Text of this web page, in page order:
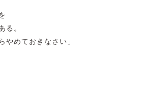
る。
やめておきなさい」